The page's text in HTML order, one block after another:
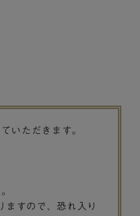
いただきます。
すので、恐れ入り